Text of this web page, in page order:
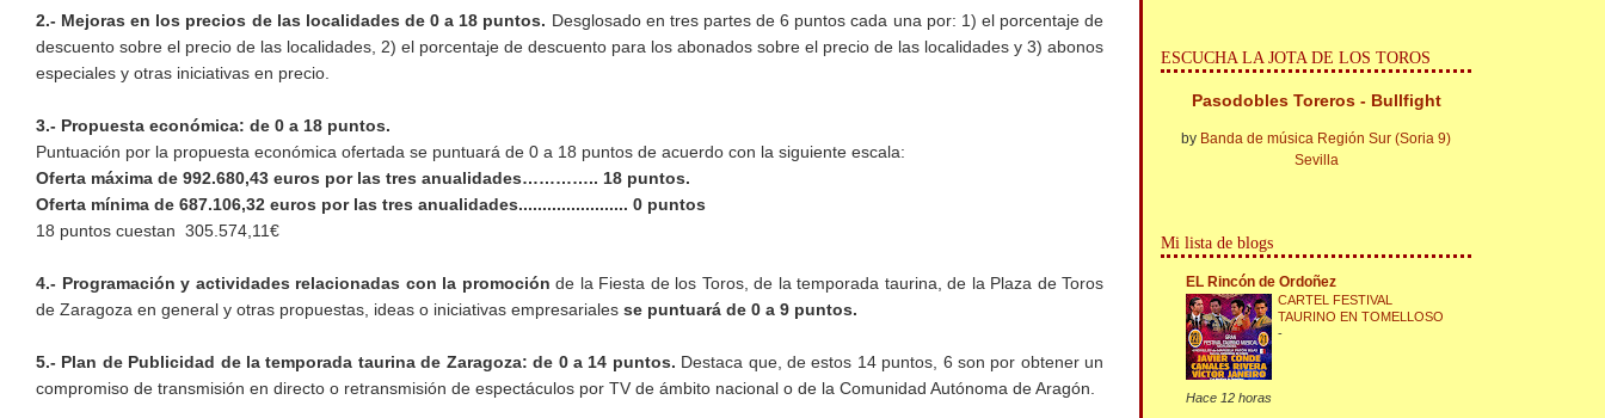
2.- Mejoras en los precios de las localidades de 0 a 18 puntos. Desglosado en tres partes de 6 puntos cada una por: 1) el porcentaje de
descuento sobre el precio de las localidades, 2) el porcentaje de descuento para los abonados sobre el precio de las localidades y 3) abonos
especiales y otras iniciativas en precio.
3.- Propuesta económica: de 0 a 18 puntos.
Puntuación por la propuesta económica ofertada se puntuará de 0 a 18 puntos de acuerdo con la siguiente escala:
Oferta máxima de 992.680,43 euros por las tres anualidades………….. 18 puntos.
Oferta mínima de 687.106,32 euros por las tres anualidades....................... 0 puntos
18 puntos cuestan 305.574,11€
4.- Programación y actividades relacionadas con la promoción de la Fiesta de los Toros, de la temporada taurina, de la Plaza de Toros
de Zaragoza en general y otras propuestas, ideas o iniciativas empresariales se puntuará de 0 a 9 puntos.
5.- Plan de Publicidad de la temporada taurina de Zaragoza: de 0 a 14 puntos. Destaca que, de estos 14 puntos, 6 son por obtener un
compromiso de transmisión en directo o retransmisión de espectáculos por TV de ámbito nacional o de la Comunidad Autónoma de Aragón.
ESCUCHA LA JOTA DE LOS TOROS
Pasodobles Toreros - Bullfight
by Banda de música Región Sur (Soria 9)
Sevilla
Mi lista de blogs
EL Rincón de Ordoñez
CARTEL FESTIVAL
TAURINO EN TOMELLOSO
-
Hace 12 horas